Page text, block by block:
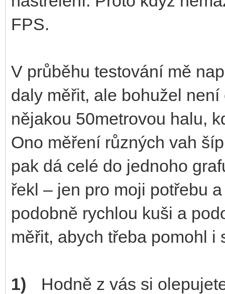
FPS.
V průběhu testování mě
daly měřit, ale bohužel
nějakou 50metrovou halu,
Ono měření různých vah
pak dá celé do jednoho
řekl – jen pro moji potřebu
podobně rychlou kuši a
měřit, abych třeba pomohl
1)
Hodně z vás si